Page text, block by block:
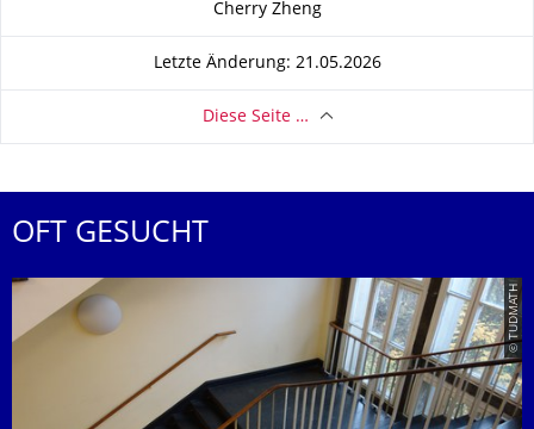
Cherry Zheng
Letzte Änderung: 21.05.2026
Diese Seite …
OFT GESUCHT
© TUDMATH